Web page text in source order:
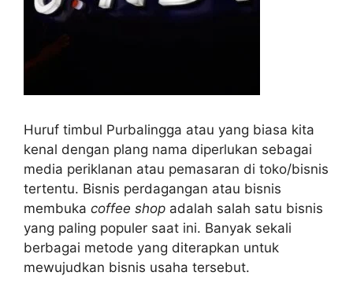
Huruf timbul Purbalingga atau yang biasa kita
kenal dengan plang nama diperlukan sebagai
media periklanan atau pemasaran di toko/bisnis
tertentu. Bisnis perdagangan atau bisnis
membuka coffee shop adalah salah satu bisnis
yang paling populer saat ini. Banyak sekali
berbagai metode yang diterapkan untuk
mewujudkan bisnis usaha tersebut.